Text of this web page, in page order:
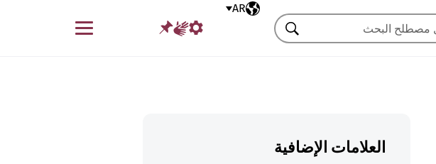
اللغة المختارةAR
قائمة
بحث
العلامات الإضافية